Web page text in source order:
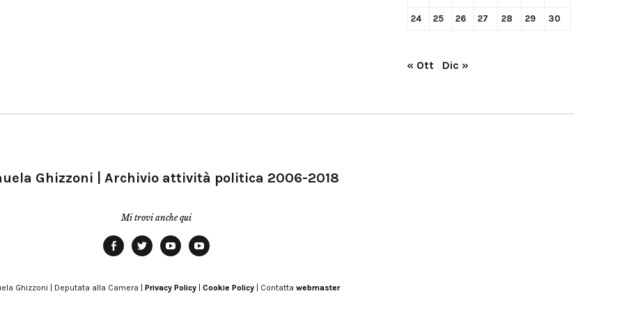
24 25 26 27 28 29 30
« Ott Dic »
Ghizzoni | Archivio attività politica 2006-2018
Mi trovi anche qui
Modena
Ghizzoni | Deputata alla Camera | Privacy Policy Cookie Policy | Contatta webmaster